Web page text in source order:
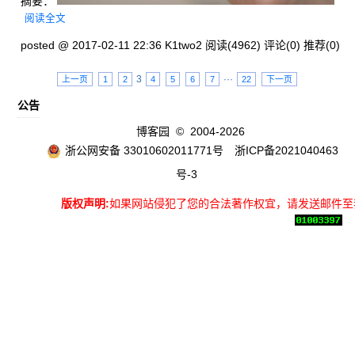
公告
阅读全文
posted @ 2017-02-11 22:36 K1two2 阅读(4962) 评论(0) 推荐(0)
上一页 1 2 3 4 5 6 7 ··· 22 下一页
博客园 © 2004-2026
浙公网安备 33010602011771号
浙ICP备2021040463
号-3
版权声明:如果网站侵犯了您的合法著作权宜，请发送邮件